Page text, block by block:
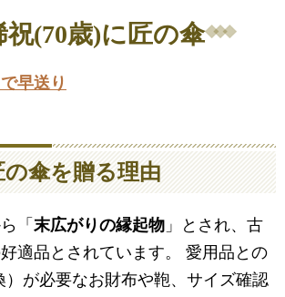
祝(70歳)に匠の傘
早送り
傘を贈る理由
「 末広がりの縁起物 」とされ、古
適品とされています。 愛用品との
）が必要なお財布や鞄、サイズ確認